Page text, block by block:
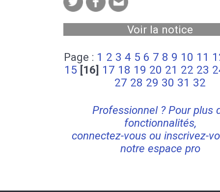
Voir la notice
Page : 1 2 3 4 5 6 7 8 9 10 11
15 [16] 17 18 19 20 21 22 23
27 28 29 30 31 32
Professionnel ? Pour plus
fonctionnalités,
connectez-vous ou inscrivez-
notre espace pro